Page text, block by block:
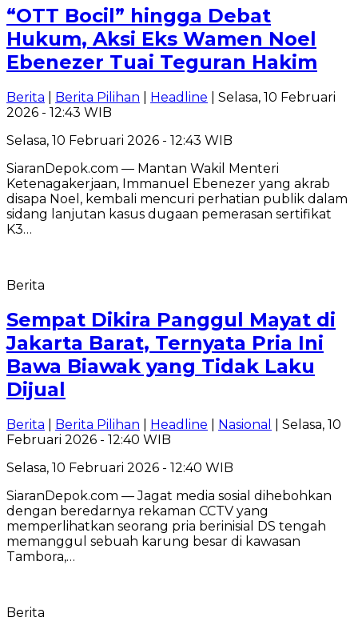
“OTT Bocil” hingga Debat
Hukum, Aksi Eks Wamen Noel
Ebenezer Tuai Teguran Hakim
Berita Berita Pilihan Headline | Selasa, 10 Februari
2026 - 12:43 WIB
Selasa, 10 Februari 2026 - 12:43 WIB
SiaranDepok.com — Mantan Wakil Menteri
Ketenagakerjaan, Immanuel Ebenezer yang akrab
disapa Noel, kembali mencuri perhatian publik dalam
sidang lanjutan kasus dugaan pemerasan sertifikat
K3…
Berita
Sempat Dikira Panggul Mayat di
Jakarta Barat, Ternyata Pria Ini
Bawa Biawak yang Tidak Laku
Dijual
Berita Berita Pilihan Headline Nasional
| Selasa, 10
Februari 2026 - 12:40 WIB
Selasa, 10 Februari 2026 - 12:40 WIB
SiaranDepok.com — Jagat media sosial dihebohkan
dengan beredarnya rekaman CCTV yang
memperlihatkan seorang pria berinisial DS tengah
memanggul sebuah karung besar di kawasan
Tambora,…
Berita